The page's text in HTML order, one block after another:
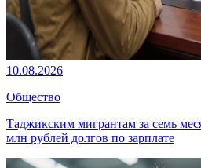
10.08.2026
Общество
Таджикским мигрантам за семь
млн рублей долгов по зарплате